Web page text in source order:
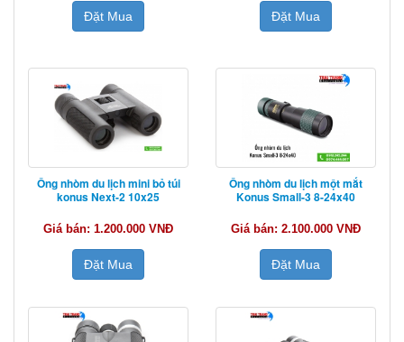
Đặt Mua Đặt Mua
Ống nhòm du lịch mini bỏ túi
konus Next-2 10x25
Giá bán: 1.200.000 VNĐ
Đặt Mua
Ống nhòm du lịch một mắt
Konus Small-3 8-24x40
Giá bán: 2.100.000 VNĐ
Đặt Mua